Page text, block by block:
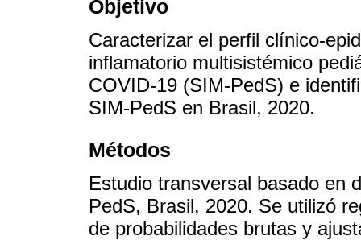
Objetivo
Caracterizar el perfil clínico-
inflamatorio multisistémico
COVID-19 (SIM-PedS) e
SIM-PedS en Brasil, 2020.
Métodos
Estudio transversal basado en
PedS, Brasil, 2020. Se utilizó
de probabilidades brutas y